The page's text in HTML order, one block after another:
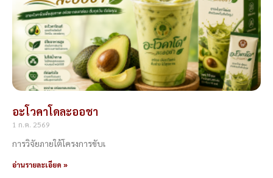
อะโวคาโดละออชา
1 ก.ค. 2569
การวิจัยภายใต้โครงการขับเ
อ่านรายละเอียด »